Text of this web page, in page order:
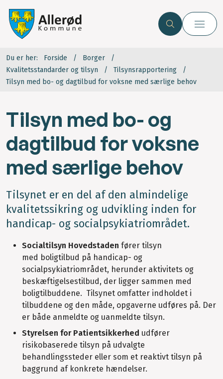
Du er her: Forside
Borger
Kvalitetsstandarder og tilsyn
Tilsynsrapportering
Tilsyn med bo- og dagtilbud for voksne med særlige behov
Tilsyn med bo- og
dagtilbud for voksne
med særlige behov
Tilsynet er en del af den almindelige
kvalitetssikring og udvikling inden for
handicap- og socialpsykiatriområdet.
Socialtilsyn Hovedstaden fører tilsyn
med boligtilbud på handicap- og
socialpsykiatriområdet, herunder aktivitets og
beskæftigelsestilbud, der ligger sammen med
boligtilbuddene. Tilsynet omfatter indholdet i
tilbuddene og den måde, opgaverne udføres på. Der
er både anmeldte og uanmeldte tilsyn.
Styrelsen for Patientsikkerhed udfører
risikobaserede tilsyn på udvalgte
behandlingssteder eller som et reaktivt tilsyn på
baggrund af konkrete hændelser.